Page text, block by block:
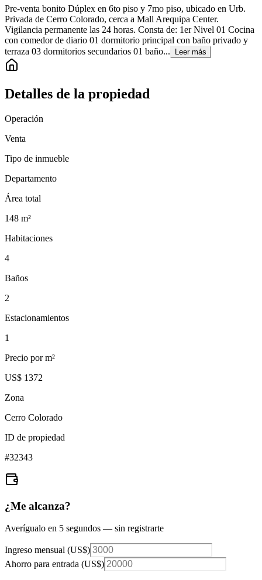
Pre-venta bonito Dúplex en 6to piso y 7mo piso, ubicado en Urb.
Privada de Cerro Colorado, cerca a Mall Arequipa Center.
Vigilancia permanente las 24 horas. Consta de: 1er Nivel 01 Cocina
con comedor de diario 01 dormitorio principal con baño privado y
terraza 03 dormitorios secundarios 01 baño...
Leer más
Detalles de la propiedad
Operación
Venta
Tipo de inmueble
Departamento
Área total
148 m²
Habitaciones
4
Baños
2
Estacionamientos
1
Precio por m²
US$ 1372
Zona
Cerro Colorado
ID de propiedad
#32343
¿Me alcanza?
Averígualo en 5 segundos — sin registrarte
Ingreso mensual (US$)
Ahorro para entrada (US$)